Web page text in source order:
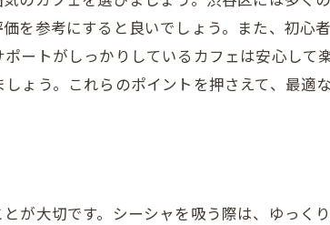
を参考にすると良いでしょう。また、初心
ートがしっかりしているカフェは安心して楽
ょう。これらのポイントを押さえて、最適
が大切です。シーシャを吸う際は、ゆっく